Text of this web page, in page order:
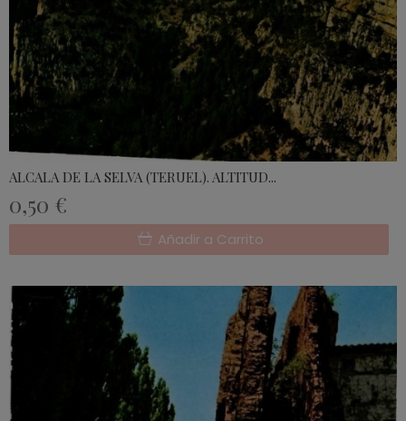
ALCALA DE LA SELVA (TERUEL). ALTITUD...
0,50 €
Añadir a Carrito